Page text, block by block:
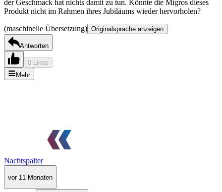
der Geschmack hat nichts damit zu tun. Könnte die Migros dieses
Produkt nicht im Rahmen ihres Jubiläums wieder hervorholen?
(maschinelle Übersetzung) Originalsprache anzeigen
Antworten
0 Likes
Mehr
Nachtspalter
vor 11 Monaten